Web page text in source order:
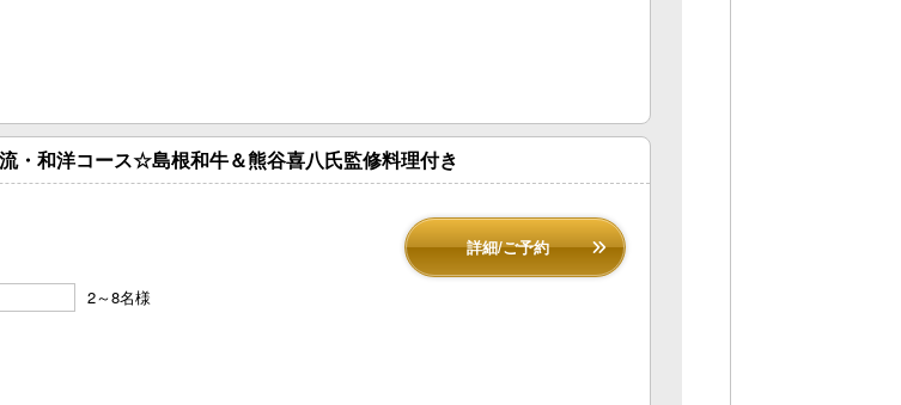
・和洋コース☆島根和牛＆熊谷喜八氏監修料理付き
詳細/ご予約
2～8名様